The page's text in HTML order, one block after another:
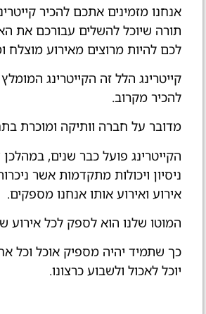
אנחנו מזמינים אתכם להכיר
תורה שיוכל להשלים עבורכם את
לכם להיות מרוצים מאירוע מוצלח
קייטרינג הלל זה הקייטרינג
להכיר מקרוב.
מדובר על חברה וותיקה ומוכרת
הקייטרינג פועל כבר שנים, במהלכן
ניסיון ויכולות מתקדמות אשר
אירוע ואירוע אותו אנחנו מספקים.
המוטו שלנו הוא לספק לכל אירוע
כך שתמיד יהיה מספיק אוכל וכל
יוכל לאכול ולשבוע כרצונו.